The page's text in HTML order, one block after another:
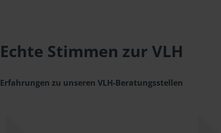
Echte Stimmen zur VLH
Erfahrungen zu unseren VLH-Beratungsstellen